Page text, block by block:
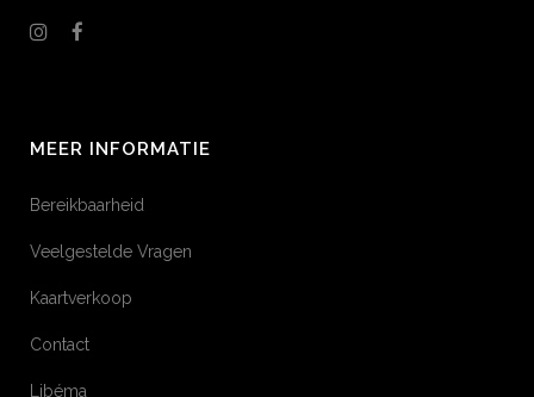
MEER INFORMATIE
Bereikbaarheid
Veelgestelde Vragen
Kaartverkoop
Contact
Libéma